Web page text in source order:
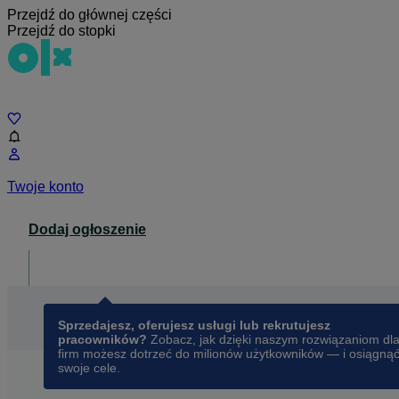
Przejdź do głównej części
Przejdź do stopki
Twoje konto
Dodaj ogłoszenie
Sprzedajesz, oferujesz usługi lub rekrutujesz
pracowników? Zobacz, jak dzięki naszym rozwiązaniom dla
firm możesz dotrzeć do milionów użytkowników — i osiągnąć
swoje cele.